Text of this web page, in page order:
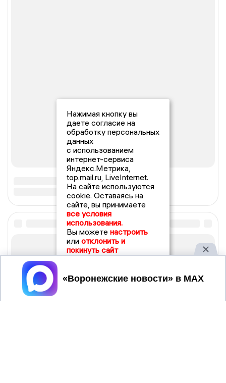
Нажимая кнопку вы
даете согласие на
обработку персональных
данных
с использованием
интернет-сервиса
Яндекс.Метрика,
top.mail.ru, LiveInternet.
На сайте используются
cookie. Оставаясь на
сайте, вы принимаете
все условия
использования.
Вы можете настроить
или отклонить и
покинуть сайт
Принять